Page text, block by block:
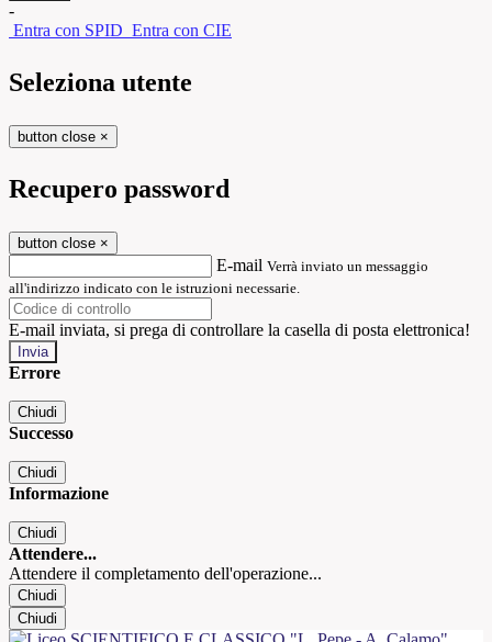
-
Entra con SPID Entra con CIE
Seleziona utente
button close ×
Recupero password
button close ×
E-mail Verrà inviato un messaggio
all'indirizzo indicato con le istruzioni necessarie.
E-mail inviata, si prega di controllare la casella di posta elettronica!
Errore
Chiudi
Successo
Chiudi
Informazione
Chiudi
Attendere...
Attendere il completamento dell'operazione...
Chiudi
Chiudi